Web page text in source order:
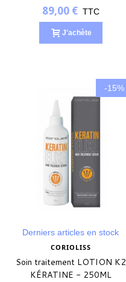
89,00 € TTC
J'achète
-15%
Derniers articles en stock
CORIOLISS
Soin traitement LOTION K2
KÉRATINE - 250ML